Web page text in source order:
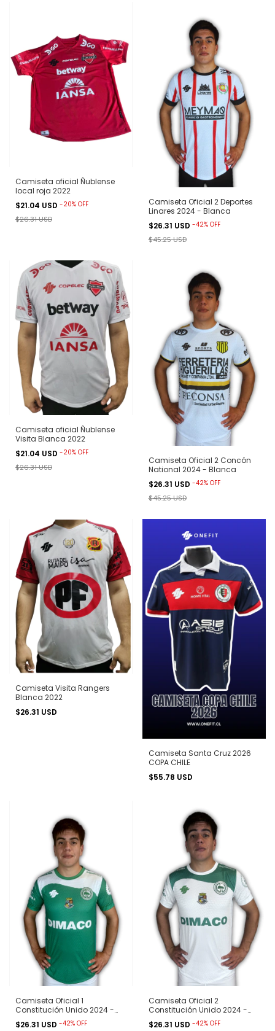
Camiseta oficial Ñublense
local roja 2022
$21.04 USD -20% OFF
$26.31 USD
Camiseta Oficial 2 Deportes
Linares 2024 - Blanca
$26.31 USD -42% OFF
$45.25 USD
Camiseta oficial Ñublense
Visita Blanca 2022
$21.04 USD -20% OFF
$26.31 USD
Camiseta Oficial 2 Concón
National 2024 - Blanca
$26.31 USD -42% OFF
$45.25 USD
Camiseta Visita Rangers
Blanca 2022
$26.31 USD
Camiseta Santa Cruz 2026
COPA CHILE
$55.78 USD
Camiseta Oficial 1
Constitución Unido 2024 -
Verde
$26.31 USD -42% OFF
Camiseta Oficial 2
Constitución Unido 2024 -
Blanca
$26.31 USD -42% OFF